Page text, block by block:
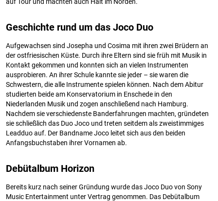
Geschichte rund um das Joco Duo
Aufgewachsen sind Josepha und Cosima mit ihren zwei Brüdern an
der ostfriesischen Küste. Durch ihre Eltern sind sie früh mit Musik in
Kontakt gekommen und konnten sich an vielen Instrumenten
ausprobieren. An ihrer Schule kannte sie jeder – sie waren die
Schwestern, die alle Instrumente spielen können. Nach dem Abitur
studierten beide am Konservatorium in Enschede in den
Niederlanden Musik und zogen anschließend nach Hamburg.
Nachdem sie verschiedenste Banderfahrungen machten, gründeten
sie schließlich das Duo Joco und treten seitdem als zweistimmiges
Leadduo auf. Der Bandname Joco leitet sich aus den beiden
Anfangsbuchstaben ihrer Vornamen ab.
Debütalbum Horizon
Bereits kurz nach seiner Gründung wurde das Joco Duo von Sony
Music Entertainment unter Vertrag genommen. Das Debütalbum